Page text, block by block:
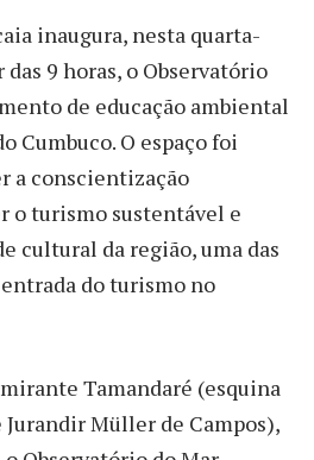
inaugura, nesta quarta-
9 horas, o Observatório
de educação ambiental
Cumbuco. O espaço foi
a conscientização
o turismo sustentável e
cultural da região, uma das
do turismo no
Tamandaré (esquina
Müller de Campos),